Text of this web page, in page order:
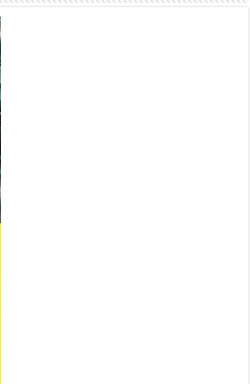
хэрэг шүүхэд
тухай
хүүхдийн дээд ашиг
нэн тэргүүнд
“Туул-1”
ашиглалтад
бид гэр
барилгажуулна
ИРГЭД,
ХЭРХЭН
Цөлжилттэй